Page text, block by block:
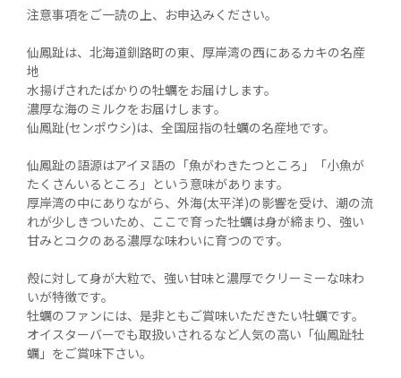
注意事項をご一読の上、お申込みください。
仙鳳趾は、北海道釧路町の東、厚岸湾の西にあるカキの名産
地
水揚げされたばかりの牡蠣をお届けします。
濃厚な海のミルクをお届けします。
仙鳳趾(センポウシ)は、全国屈指の牡蠣の名産地です。
仙鳳趾の語源はアイヌ語の「魚がわきたつところ」「小魚が
たくさんいるところ」という意味があります。
厚岸湾の中にありながら、外海(太平洋)の影響を受け、潮の流
れが少しきついため、ここで育った牡蠣は身が締まり、強い
甘みとコクのある濃厚な味わいに育つのです。
殻に対して身が大粒で、強い甘味と濃厚でクリーミーな味わ
いが特徴です。
牡蠣のファンには、是非ともご賞味いただきたい牡蠣です。
オイスターバーでも取扱いされるなど人気の高い「仙鳳趾牡
蠣」をご賞味下さい。